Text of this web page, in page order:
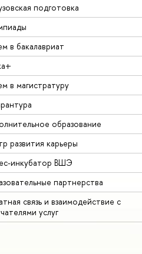
подготовка
в бакалавриат
в магистратуру
образование
развития карьеры
инкубатор ВШЭ
партнерства
связь и взаимодействие с
услуг